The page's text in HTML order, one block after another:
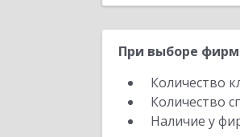
При выборе
Количество
Количество
Наличие у